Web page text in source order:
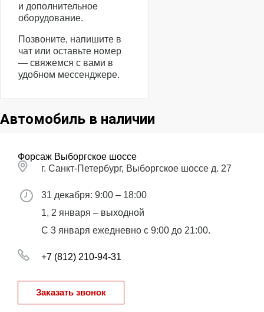
и дополнительное
оборудование.
Позвоните, напишите в
чат или оставьте номер
— свяжемся с вами в
удобном мессенджере.
Автомобиль в наличии
Форсаж Выборгское шоссе
г. Санкт-Петербург, Выборгское шоссе д. 27
31 декабря: 9:00 – 18:00
1, 2 января – выходной
С 3 января ежедневно с 9:00 до 21:00.
+7 (812) 210-94-31
Заказать звонок